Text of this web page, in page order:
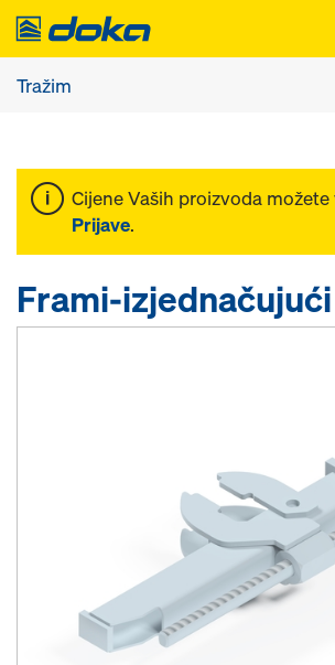
Cijene Vaših proizvoda
Prijave.
Frami-